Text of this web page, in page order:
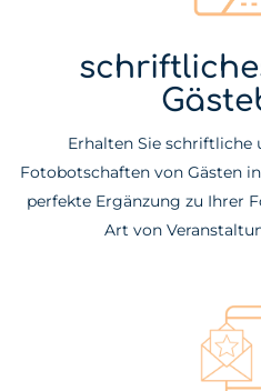
Erhalten Sie schriftliche
Fotobotschaften von Gästen
perfekte Ergänzung zu Ihrer
Art von